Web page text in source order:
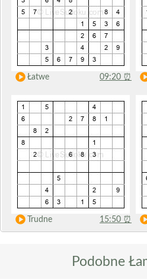
Łatwe 09:20 ⏰
Trudne 15:50 ⏰
Podobne